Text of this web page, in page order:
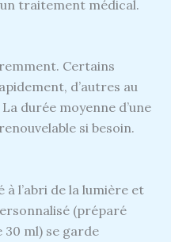
traitement médical.
Certains
d’autres au
durée moyenne d’une
si besoin.
l’abri de la lumière et
(préparé
ml) se garde